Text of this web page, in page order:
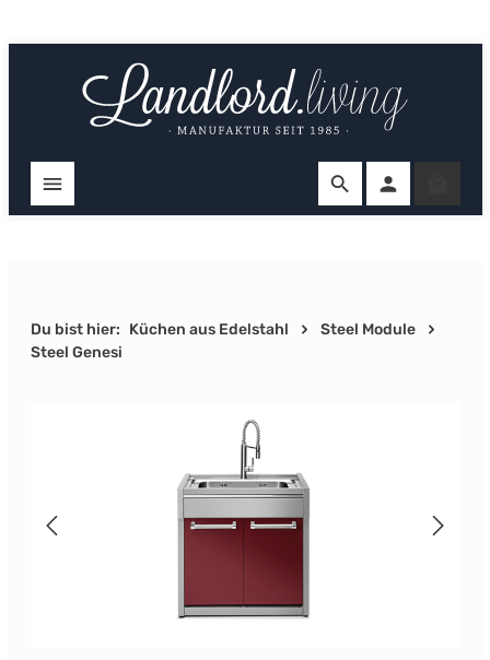
Du bist hier: Küchen aus Edelstahl
Steel Module
Steel Genesi